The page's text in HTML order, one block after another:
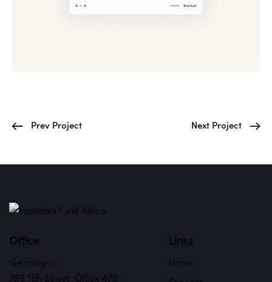
Prev Project Next Project
Office
Germany —
785 15h Street, Office 478
Links
Home